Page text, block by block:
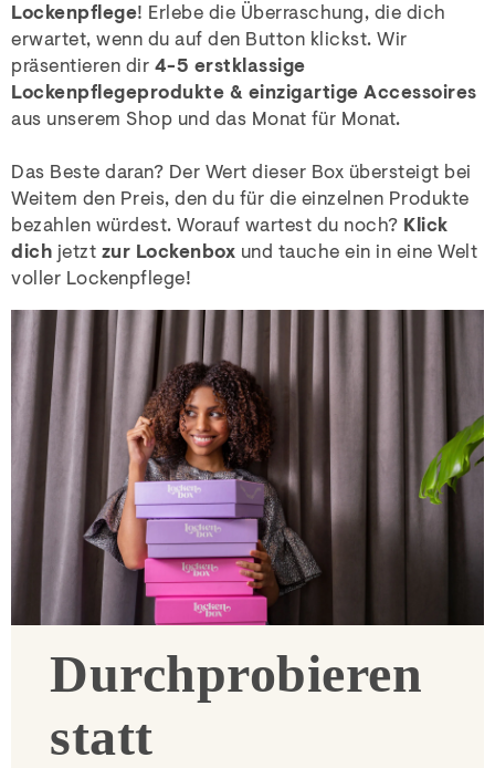
Lockenpflege! Erlebe die Überraschung, die dich
erwartet, wenn du auf den Button klickst. Wir
präsentieren dir 4-5 erstklassige
Lockenpflegeprodukte & einzigartige Accessoires
aus unserem Shop und das Monat für Monat.
Das Beste daran? Der Wert dieser Box übersteigt bei
Weitem den Preis, den du für die einzelnen Produkte
bezahlen würdest. Worauf wartest du noch? Klick
dich jetzt zur Lockenbox und tauche ein in eine Welt
voller Lockenpflege!
Durchprobieren
statt